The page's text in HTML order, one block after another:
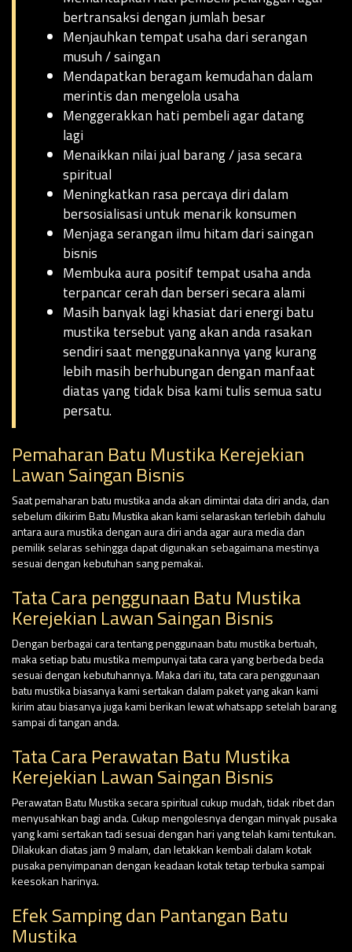
bertransaksi dengan jumlah besar
Menjauhkan tempat usaha dari serangan
musuh / saingan
Mendapatkan beragam kemudahan dalam
merintis dan mengelola usaha
Menggerakkan hati pembeli agar datang
lagi
Menaikkan nilai jual barang / jasa secara
spiritual
Meningkatkan rasa percaya diri dalam
bersosialisasi untuk menarik konsumen
Menjaga serangan ilmu hitam dari saingan
bisnis
Membuka aura positif tempat usaha anda
terpancar cerah dan berseri secara alami
Masih banyak lagi khasiat dari energi batu
mustika tersebut yang akan anda rasakan
sendiri saat menggunakannya yang kurang
lebih masih berhubungan dengan manfaat
diatas yang tidak bisa kami tulis semua satu
persatu.
Pemaharan Batu Mustika Kerejekian
Lawan Saingan Bisnis
Saat pemaharan batu mustika anda akan dimintai data diri anda, dan
sebelum dikirim Batu Mustika akan kami selaraskan terlebih dahulu
antara aura mustika dengan aura diri anda agar aura media dan
pemilik selaras sehingga dapat digunakan sebagaimana mestinya
sesuai dengan kebutuhan sang pemakai.
Tata Cara penggunaan Batu Mustika
Kerejekian Lawan Saingan Bisnis
Dengan berbagai cara tentang penggunaan batu mustika bertuah,
maka setiap batu mustika mempunyai tata cara yang berbeda beda
sesuai dengan kebutuhannya. Maka dari itu, tata cara penggunaan
batu mustika biasanya kami sertakan dalam paket yang akan kami
kirim atau biasanya juga kami berikan lewat whatsapp setelah barang
sampai di tangan anda.
Tata Cara Perawatan Batu Mustika
Kerejekian Lawan Saingan Bisnis
Perawatan Batu Mustika secara spiritual cukup mudah, tidak ribet dan
menyusahkan bagi anda. Cukup mengolesnya dengan minyak pusaka
yang kami sertakan tadi sesuai dengan hari yang telah kami tentukan.
Dilakukan diatas jam 9 malam, dan letakkan kembali dalam kotak
pusaka penyimpanan dengan keadaan kotak tetap terbuka sampai
keesokan harinya.
Efek Samping dan Pantangan Batu
Mustika